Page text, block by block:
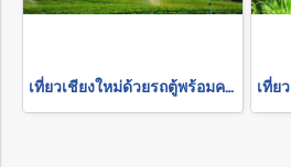
เที่ยวเชียงใหม่ด้วยรถตู้พร้อมคนขับ "เชียงราย 2 วัน 1 คืน"